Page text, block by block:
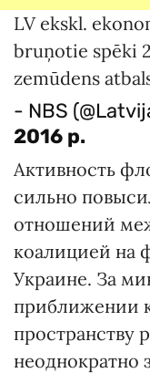
LV ekskl.
bruņotie spēki
zemūdens
- NBS
2016 р.
Активность
сильно
отношений
коалицией на
Украине. За
приближении
пространству
неоднократно